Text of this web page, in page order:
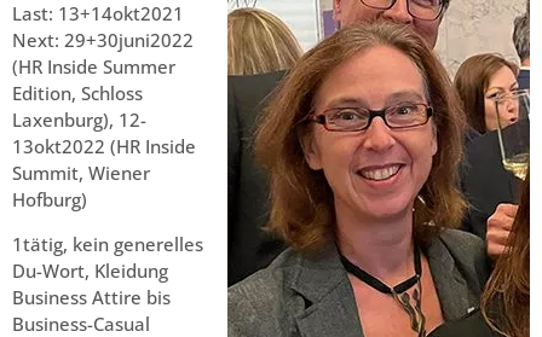
Last: 13+14okt2021
Next: 29+30juni2022
(HR Inside Summer
Edition, Schloss
Laxenburg), 12-
13okt2022 (HR Inside
Summit, Wiener
Hofburg)
1tätig, kein generelles
Du-Wort, Kleidung
Business Attire bis
Business-Casual